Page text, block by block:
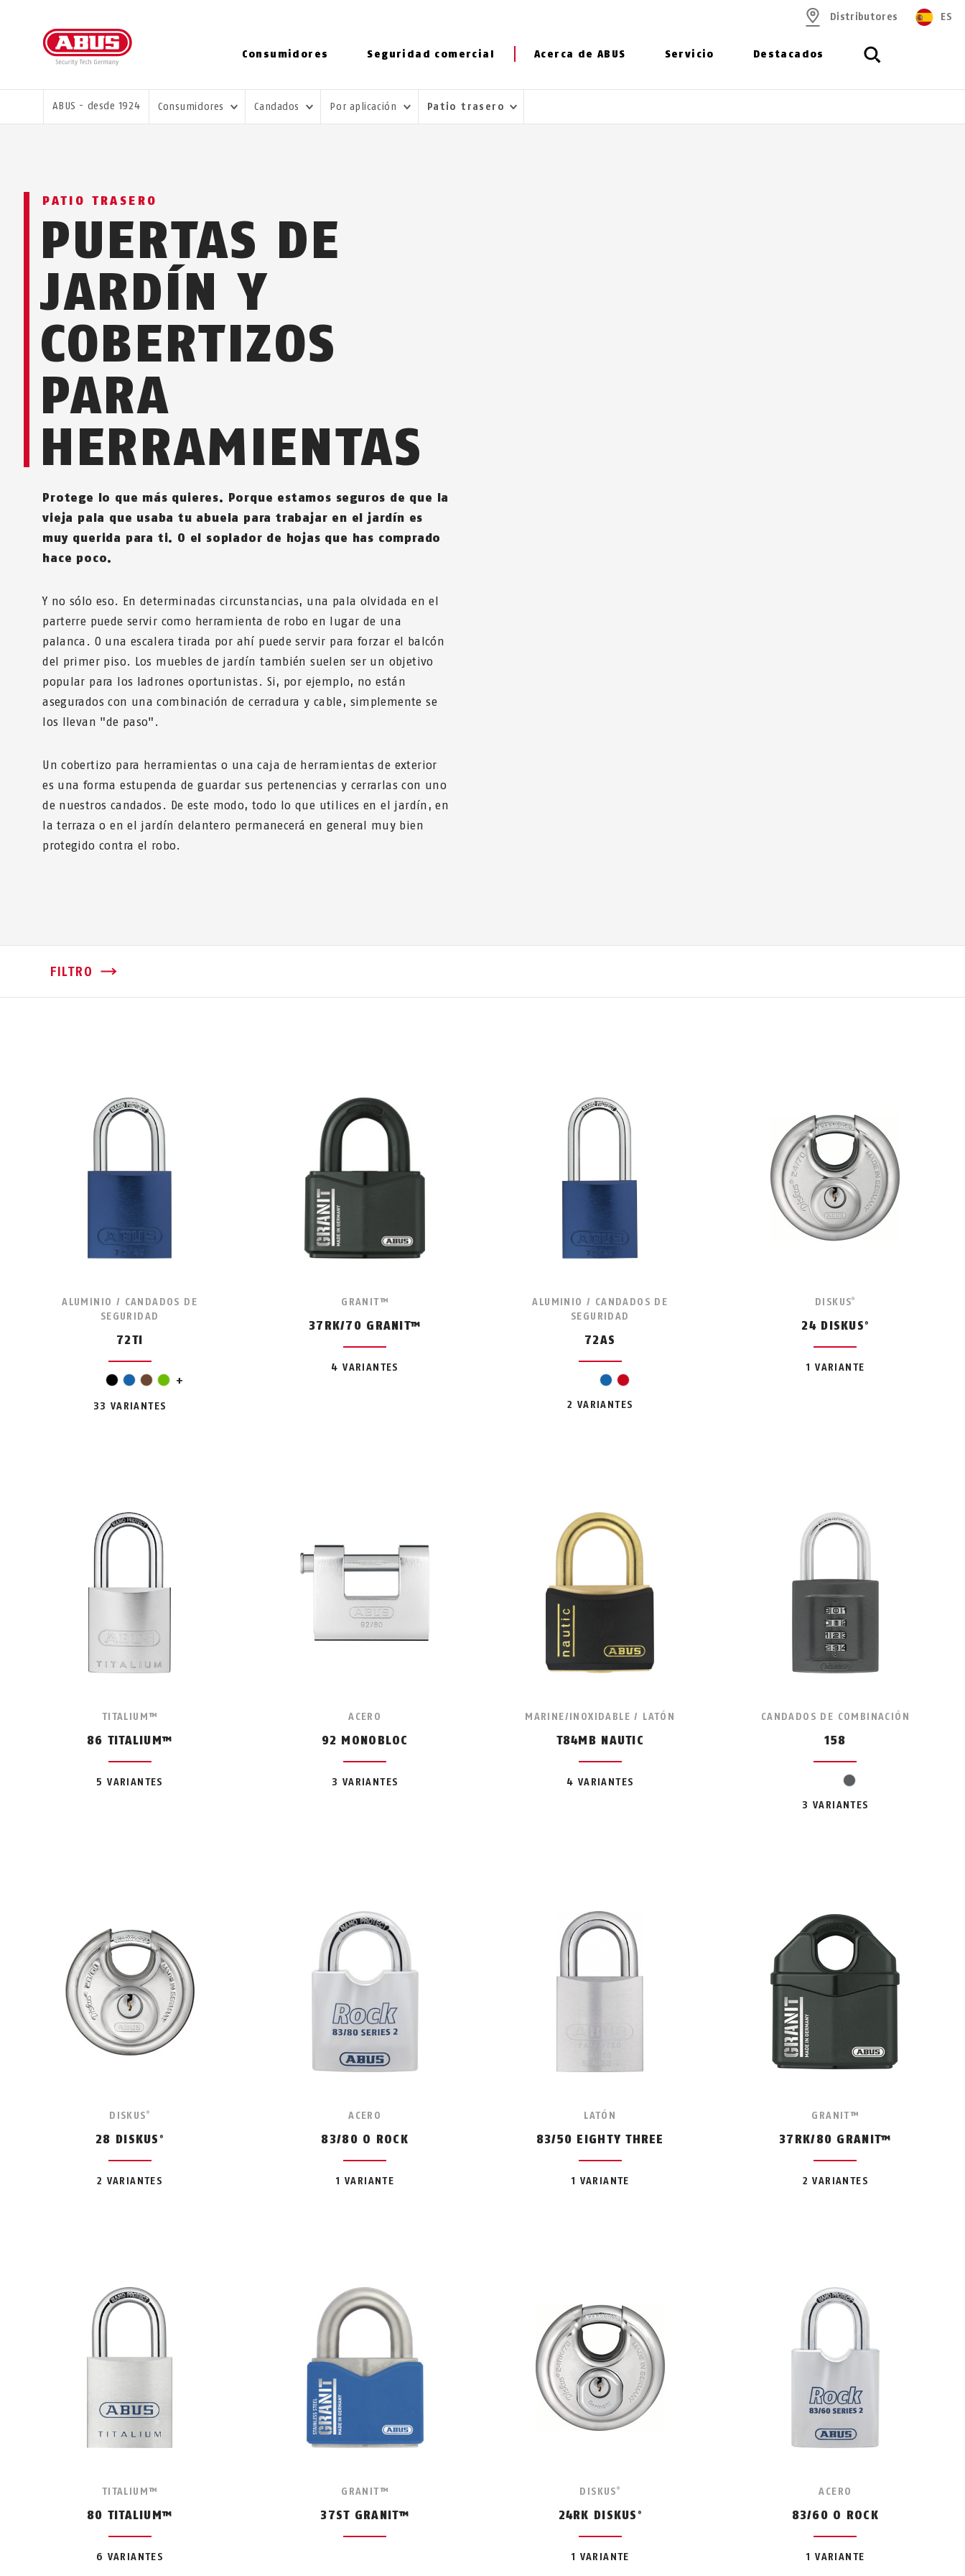
Consumidores Seguridad comercial Acerca de ABUS Servicio Destacados
Distributores ES
USTED ESTÁ AQUÍ:
ABUS - desde 1924 Consumidores Candados Por aplicación Patio trasero
PATIO TRASERO
PUERTAS DE
JARDÍN Y
COBERTIZOS
PARA
HERRAMIENTAS
Protege lo que más quieres. Porque estamos seguros de que la
vieja pala que usaba tu abuela para trabajar en el jardín es
muy querida para ti. O el soplador de hojas que has comprado
hace poco.
Y no sólo eso. En determinadas circunstancias, una pala olvidada en el
parterre puede servir como herramienta de robo en lugar de una
palanca. O una escalera tirada por ahí puede servir para forzar el balcón
del primer piso. Los muebles de jardín también suelen ser un objetivo
popular para los ladrones oportunistas. Si, por ejemplo, no están
asegurados con una combinación de cerradura y cable, simplemente se
los llevan "de paso".
Un cobertizo para herramientas o una caja de herramientas de exterior
es una forma estupenda de guardar sus pertenencias y cerrarlas con uno
de nuestros candados. De este modo, todo lo que utilices en el jardín, en
la terraza o en el jardín delantero permanecerá en general muy bien
protegido contra el robo.
FILTRO
ALUMINIO / CANDADOS DE
SEGURIDAD
72TI
negroazulmarrón
verde
naranja
+
33 VARIANTES
GRANIT™
37RK/70 GRANIT™
4 VARIANTES
ALUMINIO / CANDADOS DE
SEGURIDAD
72AS
azulrojo
2 VARIANTES
DISKUS®
24 DISKUS ®
1 VARIANTE
TITALIUM™
86 TITALIUM™
5 VARIANTES
ACERO
92 MONOBLOC
3 VARIANTES
MARINE/INOXIDABLE / LATÓN
T84MB NAUTIC
4 VARIANTES
CANDADOS DE COMBINACIÓN
158
gris
3 VARIANTES
DISKUS ®
28 DISKUS ®
2 VARIANTES
ACERO
83/80 O ROCK
1 VARIANTE
LATÓN
83/50 EIGHTY THREE
1 VARIANTE
GRANIT™
37RK/80 GRANIT™
2 VARIANTES
TITALIUM™
80 TITALIUM™
6 VARIANTES
GRANIT™
37ST GRANIT™
DISKUS ®
24RK DISKUS ®
1 VARIANTE
ACERO
83/60 O ROCK
1 VARIANTE